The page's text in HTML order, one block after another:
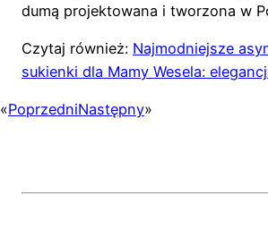
dumą projektowana i tworzona w
Czytaj również: Najmodniejsze
sukienki dla Mamy Wesela:
«PoprzedniNastępny»